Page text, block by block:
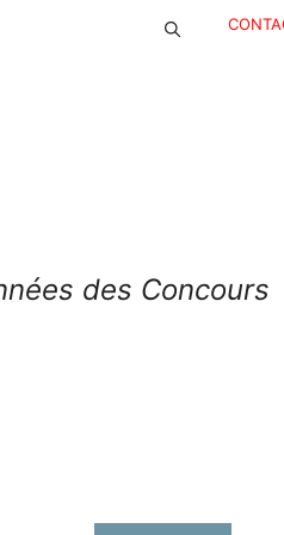
des Concours